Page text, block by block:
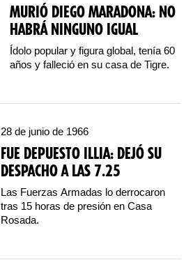
MURIÓ DIEGO MARADONA: NO
HABRÁ NINGUNO IGUAL
Ídolo popular y figura global, tenía 60
años y falleció en su casa de Tigre.
28 de junio de 1966
FUE DEPUESTO ILLIA: DEJÓ SU
DESPACHO A LAS 7.25
Las Fuerzas Armadas lo derrocaron
tras 15 horas de presión en Casa
Rosada.